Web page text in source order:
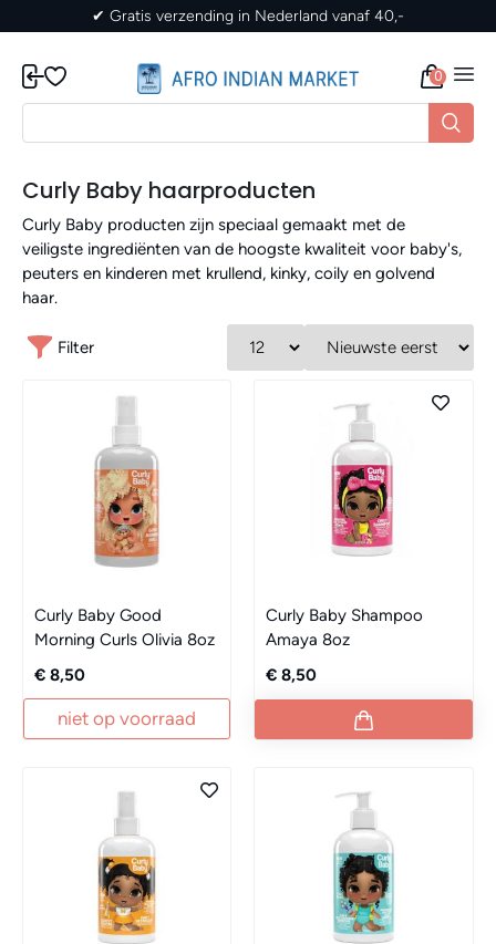
✔ Gratis verzending in Nederland vanaf 40,-
0
Curly Baby haarproducten
Curly Baby producten zijn speciaal gemaakt met de
veiligste ingrediënten van de hoogste kwaliteit voor baby's,
peuters en kinderen met krullend, kinky, coily en golvend
haar.
Filter
Curly Baby Good
Morning Curls Olivia 8oz
€ 8,50
niet op voorraad
Curly Baby Shampoo
Amaya 8oz
€ 8,50